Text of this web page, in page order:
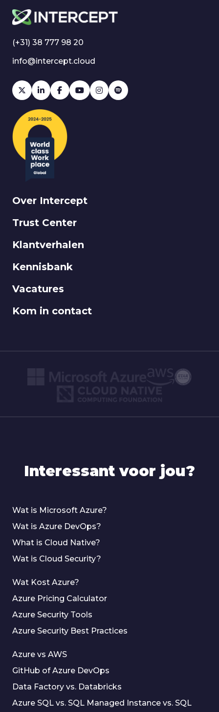
Over Intercept
Trust Center
Klantverhalen
Kennisbank
Vacatures
Kom in contact
(+31) 38 777 98 20
info@intercept.cloud
Interessant voor jou?
Wat is Microsoft Azure?
Wat is Azure DevOps?
What is Cloud Native?
Wat is Cloud Security?
Wat Kost Azure?
Azure Pricing Calculator
Azure Security Tools
Azure Security Best Practices
Azure vs AWS
GitHub of Azure DevOps
Data Factory vs. Databricks
Azure SQL vs. SQL Managed Instance vs. SQL